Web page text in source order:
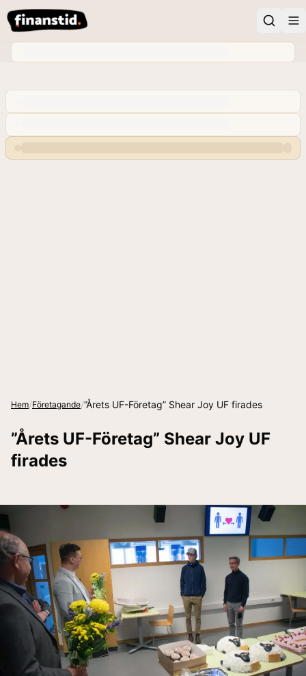
Hem/Företagande/”Årets UF-Företag” Shear Joy UF firades
”Årets UF-Företag” Shear Joy UF
firades